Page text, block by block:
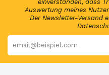
einverstanden, dass
Auswertung meines
Der Newsletter-Versand